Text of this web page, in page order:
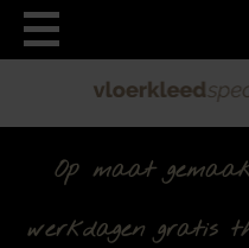
Op maat
werkdagen gratis